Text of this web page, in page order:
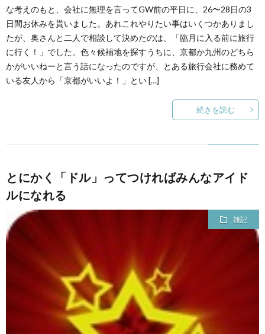
な考えのもと、会社に無理を言ってGW前の平日に、26〜28日の3
日間お休みを貰いました。あれこれやりたい事はいくつかありまし
たが、奥さんと二人で相談して決めたのは、「臨月に入る前に旅行
に行く！」でした。色々候補地を探すうちに、京都か九州のどちら
かがいいねーと言う話になったのですが、とある旅行会社に務めて
いる友人から「京都がいいよ！」とい […]
続きを読む
とにかく「ドル」ってつければみんなアイド
ルになれる
雑記